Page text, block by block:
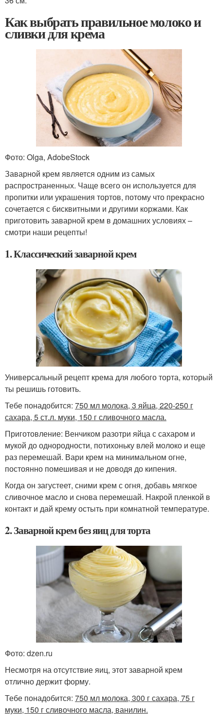
Как выбрать правильное молоко и
сливки для крема
Фото: Olga, AdobeStock
Заварной крем является одним из самых
распространенных. Чаще всего он используется для
пропитки или украшения тортов, потому что прекрасно
сочетается с бисквитными и другими коржами. Как
приготовить заварной крем в домашних условиях –
смотри наши рецепты!
1. Классический заварной крем
Универсальный рецепт крема для любого торта, который
ты решишь готовить.
Тебе понадобится: 750 мл молока, 3 яйца, 220-250 г
сахара, 5 ст.л. муки, 150 г сливочного масла.
Приготовление: Венчиком разотри яйца с сахаром и
мукой до однородности, потихоньку влей молоко и еще
раз перемешай. Вари крем на минимальном огне,
постоянно помешивая и не доводя до кипения.
Когда он загустеет, сними крем с огня, добавь мягкое
сливочное масло и снова перемешай. Накрой пленкой в
контакт и дай крему остыть при комнатной температуре.
2. Заварной крем без яиц для торта
Фото: dzen.ru
Несмотря на отсутствие яиц, этот заварной крем
отлично держит форму.
Тебе понадобится: 750 мл молока, 300 г сахара, 75 г
муки, 150 г сливочного масла, ванилин.